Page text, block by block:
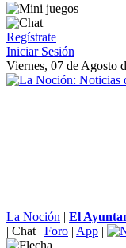
Regístrate
Iniciar Sesión
Viernes, 07 de Agosto
La Noción | El
| Chat | Foro | App |